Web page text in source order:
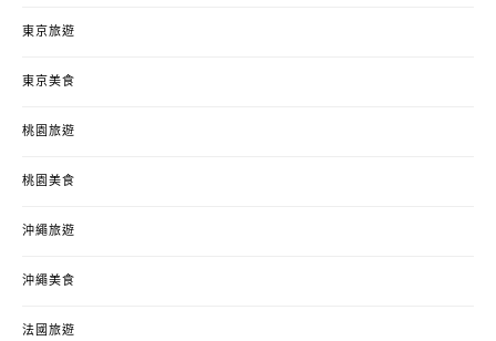
東京旅遊
東京美食
桃園旅遊
桃園美食
沖繩旅遊
沖繩美食
法國旅遊